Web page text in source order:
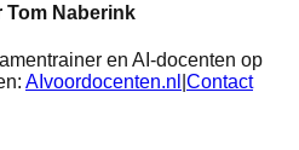
Tom Naberink
en AI-docenten op
AIvoordocenten.nl Contact